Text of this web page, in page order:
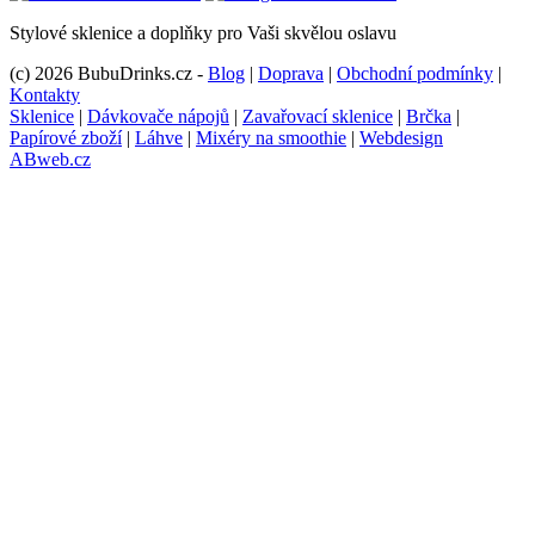
Stylové sklenice a doplňky pro Vaši skvělou oslavu
(c) 2026 BubuDrinks.cz - Blog | Doprava | Obchodní podmínky |
Kontakty
Sklenice | Dávkovače nápojů | Zavařovací sklenice | Brčka |
Papírové zboží| Láhve | Mixéry na smoothie | Webdesign
ABweb.cz